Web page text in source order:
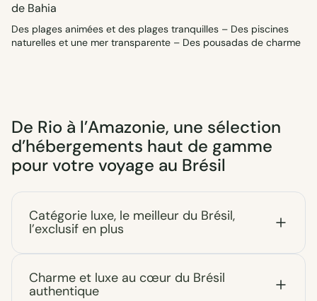
de Bahia
Des plages animées et des plages tranquilles – Des piscines
naturelles et une mer transparente – Des pousadas de charme
De Rio à l’Amazonie, une sélection
d’hébergements haut de gamme
pour votre voyage au Brésil
Catégorie luxe, le meilleur du Brésil,
l’exclusif en plus
Charme et luxe au cœur du Brésil
authentique